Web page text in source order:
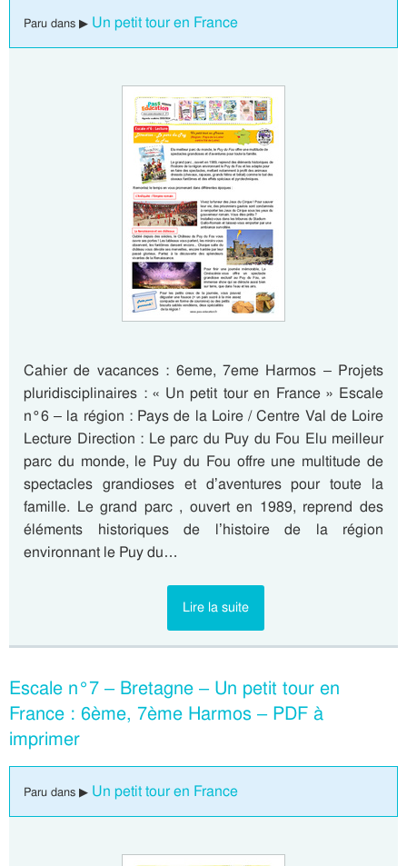
Paru dans ▶ Un petit tour en France
Cahier de vacances : 6eme, 7eme Harmos – Projets
pluridisciplinaires : « Un petit tour en France » Escale
n°6 – la région : Pays de la Loire / Centre Val de Loire
Lecture Direction : Le parc du Puy du Fou Elu meilleur
parc du monde, le Puy du Fou offre une multitude de
spectacles grandioses et d’aventures pour toute la
famille. Le grand parc , ouvert en 1989, reprend des
éléments historiques de l’histoire de la région
environnant le Puy du…
Lire la suite
Escale n°7 – Bretagne – Un petit tour en
France : 6ème, 7ème Harmos – PDF à
imprimer
Paru dans ▶ Un petit tour en France